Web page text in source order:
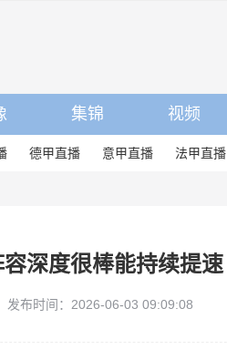
集锦 视频
德甲直播 意甲直播 法甲直播
深度很棒能持续提速
发布时间：2026-06-03 09:09:08